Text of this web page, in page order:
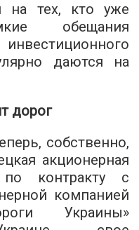
на тех, кто уже
обещания
даются на
дорог
собственно,
акционерная
контракту с
компанией
Украины»